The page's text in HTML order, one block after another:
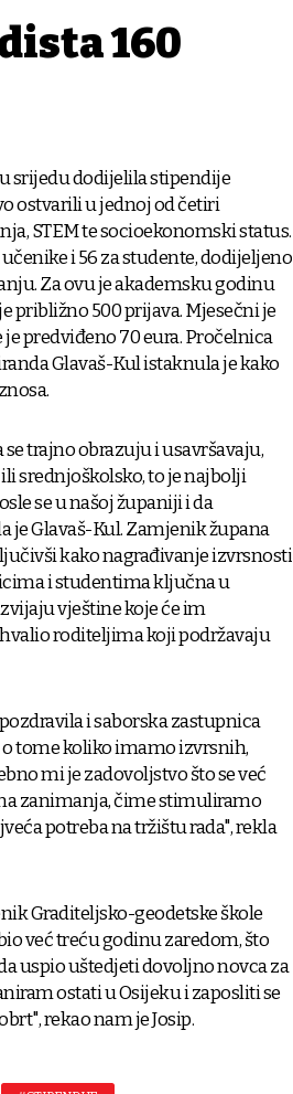
160
srijedu dodijelila stipendije
ostvarili u jednoj od četiri
STEM te socioekonomski status.
i 56 za studente, dodijeljeno
Za ovu je akademsku godinu
približno 500 prijava. Mjesečni je
predviđeno 70 eura. Pročelnica
Glavaš-Kul istaknula je kako
trajno obrazuju i usavršavaju,
srednjoškolsko, to je najbolji
se u našoj županiji i da
je Glavaš-Kul. Zamjenik župana
kako nagrađivanje izvrsnosti
i studentima ključna u
vještine koje će im
roditeljima koji podržavaju
i saborska zastupnica
o tome koliko imamo izvrsnih,
mi je zadovoljstvo što se već
zanimanja, čime stimuliramo
potreba na tržištu rada", rekla
Graditeljsko-geodetske škole
već treću godinu zaredom, što
uspio uštedjeti dovoljno novca za
ostati u Osijeku i zaposliti se
rekao nam je Josip.